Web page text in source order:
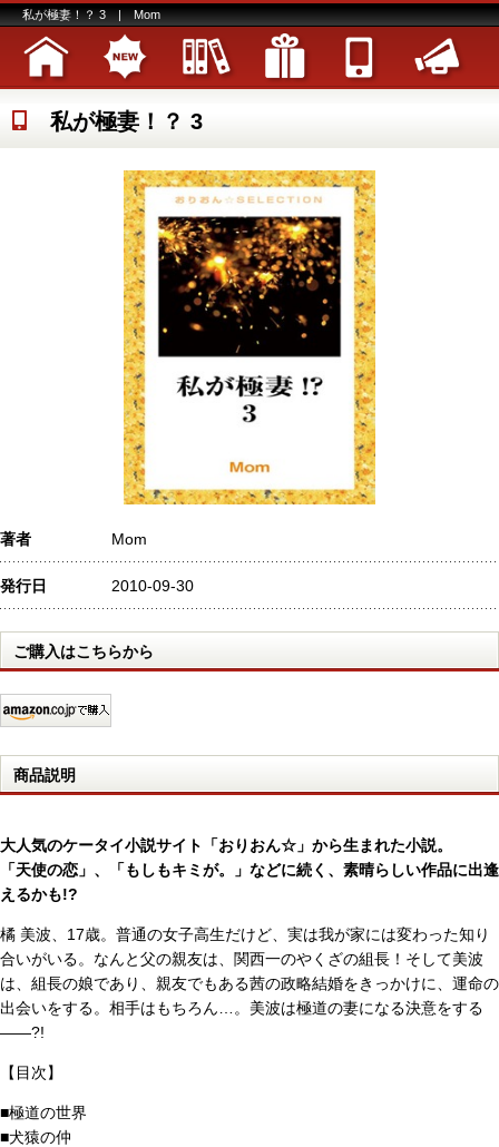
私が極妻！？ 3 | Mom
私が極妻！？ 3
著者 Mom
発行日 2010-09-30
ご購入はこちらから
商品説明
大人気のケータイ小説サイト「おりおん☆」から生まれた小説。
「天使の恋」、「もしもキミが。」などに続く、素晴らしい作品に出逢
えるかも!?
橘 美波、17歳。普通の女子高生だけど、実は我が家には変わった知り
合いがいる。なんと父の親友は、関西一のやくざの組長！そして美波
は、組長の娘であり、親友でもある茜の政略結婚をきっかけに、運命の
出会いをする。相手はもちろん…。美波は極道の妻になる決意をする
――?!
【目次】
■極道の世界
■犬猿の仲